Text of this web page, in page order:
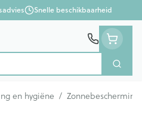
Snelle beschikbaarheid
Zoek
en hygiëne / Zonnebescherming